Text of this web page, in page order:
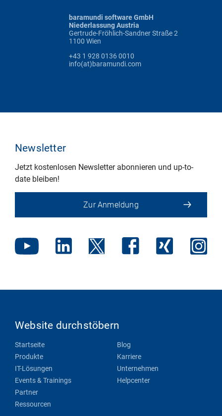
baramundi software GmbH
Niederlassung Austria
Gertrude-Fröhlich-Sandner Straße 2
1100 Wien
+43 1 928 0136 0010
info(at)baramundi.com
Newsletter
Jetzt kostenlosen Newsletter abonnieren und up-to-
date bleiben!
Zur Anmeldung
Website durchstöbern
Startseite
Produkte
IT-Lösungen
Events & Trainings
Partner
Ressourcen
Blog
Karriere
Unternehmen
Helpcenter